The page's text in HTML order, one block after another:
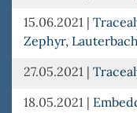
15.06.2021 |
Zephyr,
27.05.2021 |
18.05.2021 |